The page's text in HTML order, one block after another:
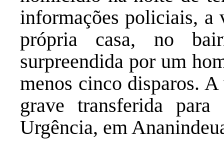
informações policiais, a
própria casa, no
surpreendida por um
menos cinco disparos.
grave transferida
Urgência, em